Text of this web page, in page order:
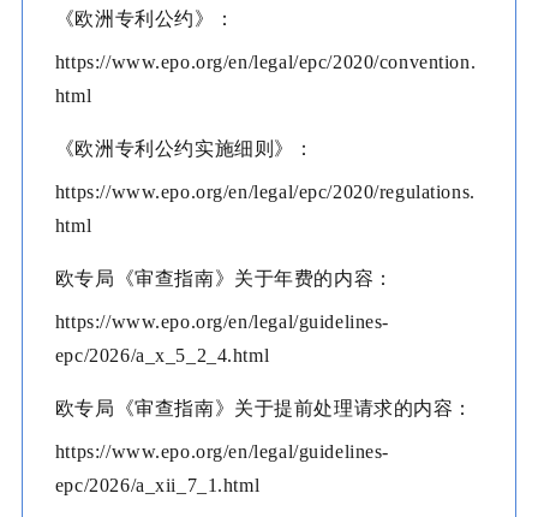
《欧洲专利公约》：
https://www.epo.org/en/legal/epc/2020/convention.
html
《欧洲专利公约实施细则》：
https://www.epo.org/en/legal/epc/2020/regulations.
html
欧专局《审查指南》关于年费的内容：
https://www.epo.org/en/legal/guidelines-
epc/2026/a_x_5_2_4.html
欧专局《审查指南》关于提前处理请求的内容：
https://www.epo.org/en/legal/guidelines-
epc/2026/a_xii_7_1.html